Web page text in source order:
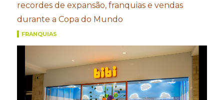
recordes de expansão, franquias e vendas
durante a Copa do Mundo
FRANQUIAS